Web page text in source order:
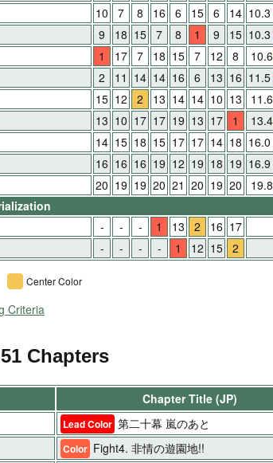
10 7 8 16 6 15 6 14 10.3
9 18 15 7 8 1 9 15 10.3
1 17 7 18 15 7 12 8 10.6
2 11 14 14 16 6 13 16 11.5
15 12 2 13 14 14 10 13 11.6
13 10 17 17 19 13 17 1 13.4
14 15 18 15 17 17 14 18 16.0
16 16 16 19 12 19 18 19 16.9
20 19 19 20 21 20 19 20 19.8
- - - 1 13 2 16 17
- - - - 1 12 15 2
Center Color
Criteria
Chapters
Chapter Title (JP)
Lead Color 第二十幕 嵐のあと
Color Fight4. 非情の遊園地!!